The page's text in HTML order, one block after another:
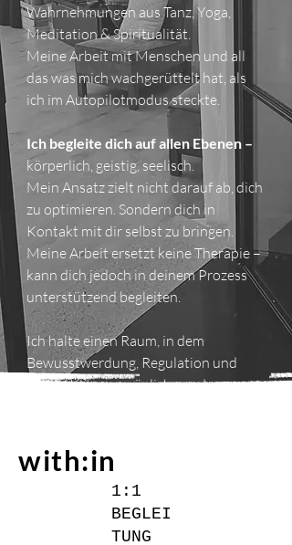
Wahrnehmungen aus Tanz, Yoga,
Meditation & Spiritualität.
Meine Arbeit mit Menschen und all
das was mich wachgerüttelt hat, als
ich im Autopilotmodus steckte.
Ich begleite dich auf allen Ebenen –
körperlich, geistig, seelisch.
Mein Ansatz zielt nicht darauf ab, dich
zu optimieren. Sondern dich in
Kontakt mit dir selbst zu bringen.
Meine Arbeit ersetzt keine Therapie –
kann dich jedoch in deinem Prozess
unterstützend begleiten.
Ich halte einen Raum, in dem
Bewusstwerdung, Regulation und
innere Klärung möglich werden.
with:in
1:1
BEGLEI
TUNG